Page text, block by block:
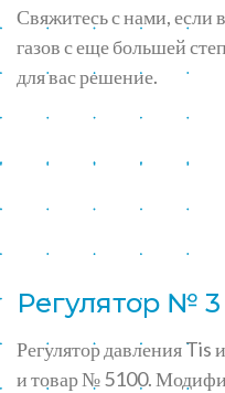
Свяжитесь с нами, если
газов с еще большей
для вас решение.
Регулятор № 3
Регулятор давления Tis
и товар № 5100.